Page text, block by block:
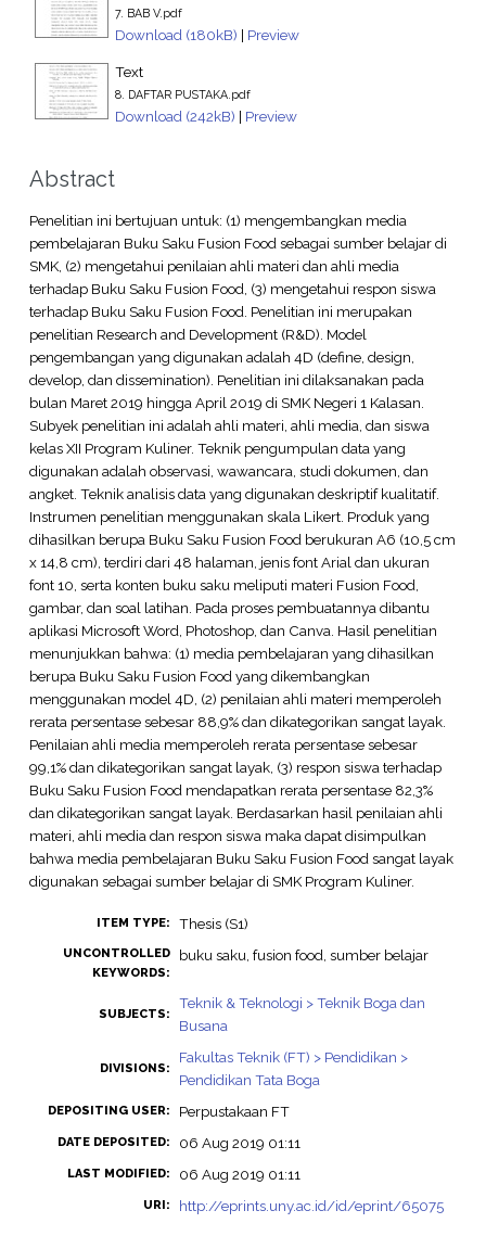
7. BAB V.pdf
Download (180kB) | Preview
Text
8. DAFTAR PUSTAKA.pdf
Download (242kB) | Preview
Abstract
Penelitian ini bertujuan untuk: (1) mengembangkan media
pembelajaran Buku Saku Fusion Food sebagai sumber belajar di
SMK, (2) mengetahui penilaian ahli materi dan ahli media
terhadap Buku Saku Fusion Food, (3) mengetahui respon siswa
terhadap Buku Saku Fusion Food. Penelitian ini merupakan
penelitian Research and Development (R&D). Model
pengembangan yang digunakan adalah 4D (define, design,
develop, dan dissemination). Penelitian ini dilaksanakan pada
bulan Maret 2019 hingga April 2019 di SMK Negeri 1 Kalasan.
Subyek penelitian ini adalah ahli materi, ahli media, dan siswa
kelas XII Program Kuliner. Teknik pengumpulan data yang
digunakan adalah observasi, wawancara, studi dokumen, dan
angket. Teknik analisis data yang digunakan deskriptif kualitatif.
Instrumen penelitian menggunakan skala Likert. Produk yang
dihasilkan berupa Buku Saku Fusion Food berukuran A6 (10,5 cm
x 14,8 cm), terdiri dari 48 halaman, jenis font Arial dan ukuran
font 10, serta konten buku saku meliputi materi Fusion Food,
gambar, dan soal latihan. Pada proses pembuatannya dibantu
aplikasi Microsoft Word, Photoshop, dan Canva. Hasil penelitian
menunjukkan bahwa: (1) media pembelajaran yang dihasilkan
berupa Buku Saku Fusion Food yang dikembangkan
menggunakan model 4D, (2) penilaian ahli materi memperoleh
rerata persentase sebesar 88,9% dan dikategorikan sangat layak.
Penilaian ahli media memperoleh rerata persentase sebesar
99,1% dan dikategorikan sangat layak, (3) respon siswa terhadap
Buku Saku Fusion Food mendapatkan rerata persentase 82,3%
dan dikategorikan sangat layak. Berdasarkan hasil penilaian ahli
materi, ahli media dan respon siswa maka dapat disimpulkan
bahwa media pembelajaran Buku Saku Fusion Food sangat layak
digunakan sebagai sumber belajar di SMK Program Kuliner.
ITEM TYPE: Thesis (S1)
UNCONTROLLED
KEYWORDS:
buku saku, fusion food, sumber belajar
SUBJECTS:
Teknik & Teknologi > Teknik Boga dan
Busana
DIVISIONS:
Fakultas Teknik (FT) > Pendidikan >
Pendidikan Tata Boga
DEPOSITING USER: Perpustakaan FT
DATE DEPOSITED: 06 Aug 2019 01:11
LAST MODIFIED: 06 Aug 2019 01:11
URI: http://eprints.uny.ac.id/id/eprint/65075